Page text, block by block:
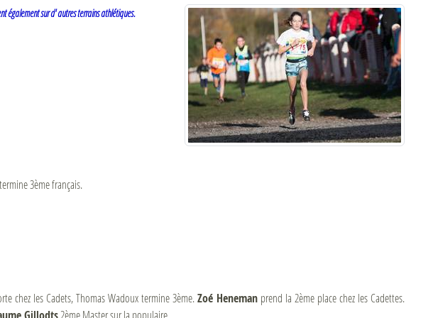
également sur d' autres terrains athlétiques.
3ème français.
chez les Cadets, Thomas Wadoux termine 3ème.Zoé Henemanprend la 2ème place chez les Cadettes.
2ème Master sur la populaire.